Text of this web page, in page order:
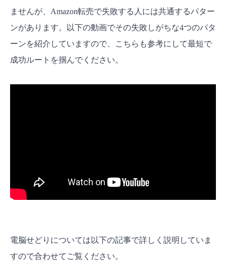
ませんが、Amazon転売で失敗する人には共通するパター
ンがあります。以下の動画でその失敗しがちな4つのパタ
ーンを紹介していますので、こちらも参考にして最短で
成功ルートを掴んでください。
電脳せどりについては以下の記事で詳しく説明していま
すので合わせてご覧ください。